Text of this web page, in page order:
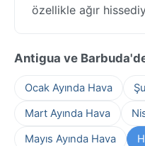
özellikle ağır
Antigua ve
Ocak Ayında Hava
Mart Ayında Hava
Mayıs Ayında Hava